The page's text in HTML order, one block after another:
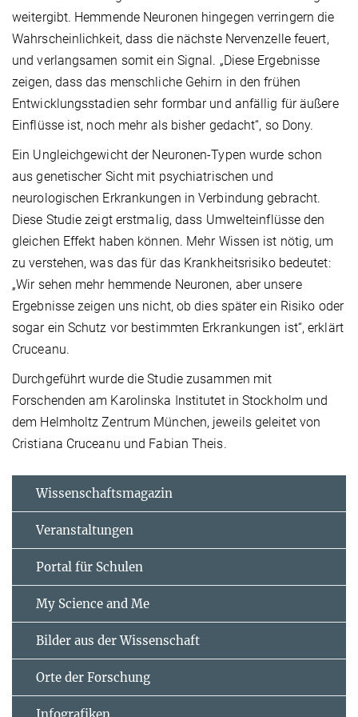
weitergibt. Hemmende Neuronen hingegen verringern die
Wahrscheinlichkeit, dass die nächste Nervenzelle feuert,
und verlangsamen somit ein Signal. „Diese Ergebnisse
zeigen, dass das menschliche Gehirn in den frühen
Entwicklungsstadien sehr formbar und anfällig für äußere
Einflüsse ist, noch mehr als bisher gedacht“, so Dony.
Ein Ungleichgewicht der Neuronen-Typen wurde schon
aus genetischer Sicht mit psychiatrischen und
neurologischen Erkrankungen in Verbindung gebracht.
Diese Studie zeigt erstmalig, dass Umwelteinflüsse den
gleichen Effekt haben können. Mehr Wissen ist nötig, um
zu verstehen, was das für das Krankheitsrisiko bedeutet:
„Wir sehen mehr hemmende Neuronen, aber unsere
Ergebnisse zeigen uns nicht, ob dies später ein Risiko oder
sogar ein Schutz vor bestimmten Erkrankungen ist“, erklärt
Cruceanu.
Durchgeführt wurde die Studie zusammen mit
Forschenden am Karolinska Institutet in Stockholm und
dem Helmholtz Zentrum München, jeweils geleitet von
Cristiana Cruceanu und Fabian Theis.
Wissenschaftsmagazin
Veranstaltungen
Portal für Schulen
My Science and Me
Bilder aus der Wissenschaft
Orte der Forschung